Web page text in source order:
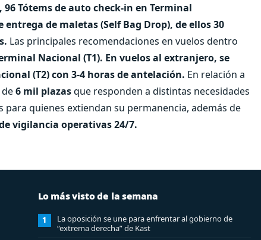
Tótems de auto check-in en Terminal
de maletas (Self Bag Drop), de ellos 30
Las principales recomendaciones en vuelos dentro
Nacional (T1). En vuelos al extranjero, se
(T2) con 3-4 horas de antelación. En relación a
6 mil plazasque responden a distintas necesidades
quienes extiendan su permanencia, además de
vigilancia operativas 24/7.
Lo más visto de la semana
1
La oposición se une para enfrentar al gobierno de
“extrema derecha” de Kast